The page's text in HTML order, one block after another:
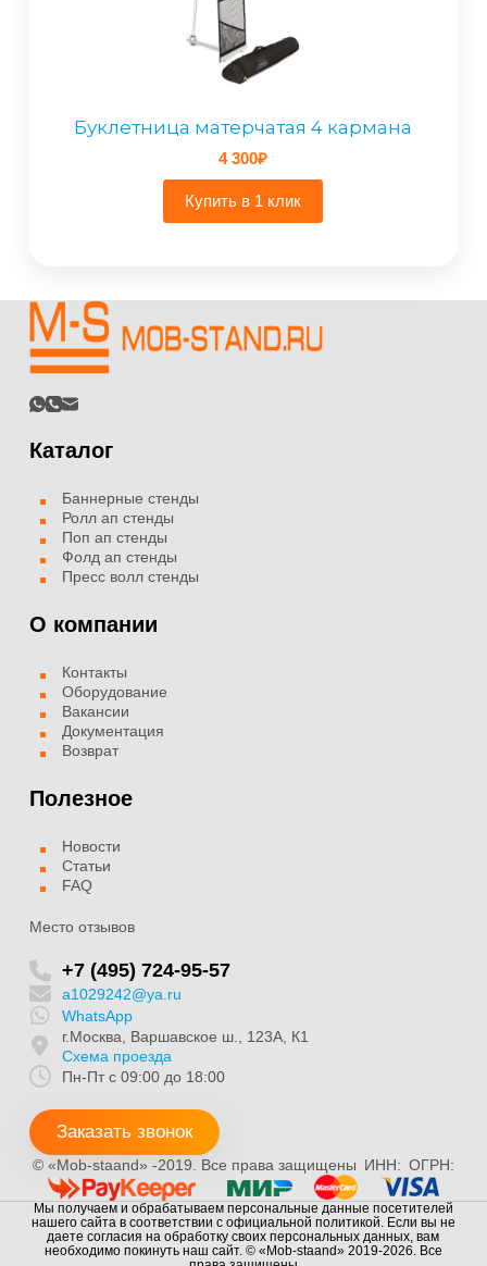
Буклетница матерчатая 4 кармана
4 300₽
Купить в 1 клик
Каталог
Баннерные стенды
Ролл ап стенды
Поп ап стенды
Фолд ап стенды
Пресс волл стенды
О компании
Контакты
Оборудование
Вакансии
Документация
Возврат
Полезное
Новости
Статьи
FAQ
Место отзывов
+7 (495) 724-95-57
a1029242@ya.ru
WhatsApp
г.Москва, Варшавское ш., 123А, К1
Схема проезда
Пн-Пт с 09:00 до 18:00
Заказать звонок
© «Mob-staand» -2019. Все права защищены ИНН: ОГРН:
Мы получаем и обрабатываем персональные данные посетителей
нашего сайта в соответствии с официальной политикой. Если вы не
даете согласия на обработку своих персональных данных, вам
необходимо покинуть наш сайт. © «Mob-staand» 2019-2026. Все